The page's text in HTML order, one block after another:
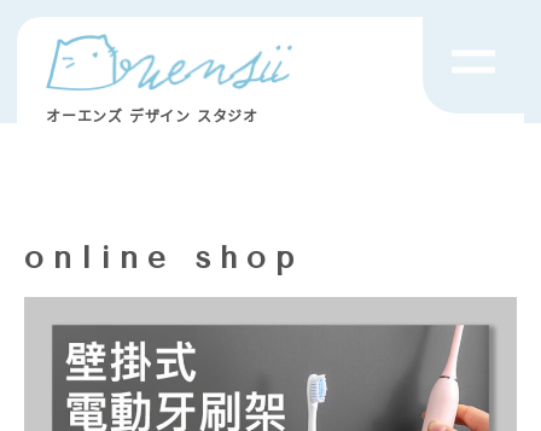
オーエンズ デザイン スタジオ
online shop